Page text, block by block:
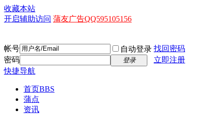
收藏本站
开启辅助访问 蒲友广告QQ595105156
帐号 自动登录 找回密码
密码
登录
立即注册
快捷导航
首页BBS
蒲点
资讯